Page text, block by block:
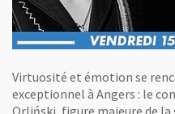
Virtuosité et émotion se
exceptionnel à Angers : le
Orliński, figure majeure de